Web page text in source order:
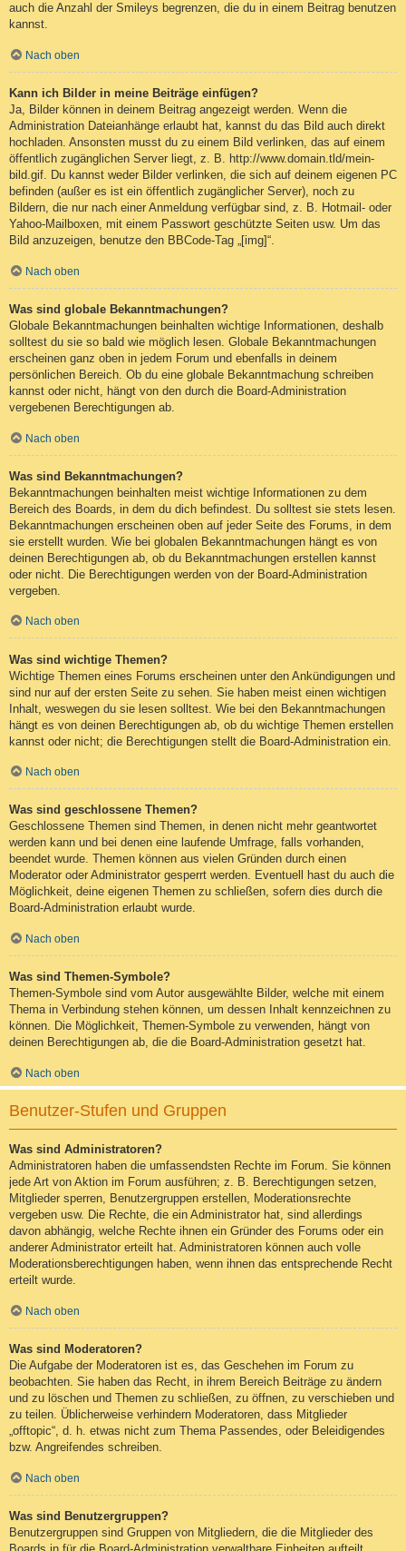
auch die Anzahl der Smileys begrenzen, die du in einem Beitrag benutzen
kannst.
Nach oben
Kann ich Bilder in meine Beiträge einfügen?
Ja, Bilder können in deinem Beitrag angezeigt werden. Wenn die
Administration Dateianhänge erlaubt hat, kannst du das Bild auch direkt
hochladen. Ansonsten musst du zu einem Bild verlinken, das auf einem
öffentlich zugänglichen Server liegt, z. B. http://www.domain.tld/mein-
bild.gif. Du kannst weder Bilder verlinken, die sich auf deinem eigenen PC
befinden (außer es ist ein öffentlich zugänglicher Server), noch zu
Bildern, die nur nach einer Anmeldung verfügbar sind, z. B. Hotmail- oder
Yahoo-Mailboxen, mit einem Passwort geschützte Seiten usw. Um das
Bild anzuzeigen, benutze den BBCode-Tag „[img]“.
Nach oben
Was sind globale Bekanntmachungen?
Globale Bekanntmachungen beinhalten wichtige Informationen, deshalb
solltest du sie so bald wie möglich lesen. Globale Bekanntmachungen
erscheinen ganz oben in jedem Forum und ebenfalls in deinem
persönlichen Bereich. Ob du eine globale Bekanntmachung schreiben
kannst oder nicht, hängt von den durch die Board-Administration
vergebenen Berechtigungen ab.
Nach oben
Was sind Bekanntmachungen?
Bekanntmachungen beinhalten meist wichtige Informationen zu dem
Bereich des Boards, in dem du dich befindest. Du solltest sie stets lesen.
Bekanntmachungen erscheinen oben auf jeder Seite des Forums, in dem
sie erstellt wurden. Wie bei globalen Bekanntmachungen hängt es von
deinen Berechtigungen ab, ob du Bekanntmachungen erstellen kannst
oder nicht. Die Berechtigungen werden von der Board-Administration
vergeben.
Nach oben
Was sind wichtige Themen?
Wichtige Themen eines Forums erscheinen unter den Ankündigungen und
sind nur auf der ersten Seite zu sehen. Sie haben meist einen wichtigen
Inhalt, weswegen du sie lesen solltest. Wie bei den Bekanntmachungen
hängt es von deinen Berechtigungen ab, ob du wichtige Themen erstellen
kannst oder nicht; die Berechtigungen stellt die Board-Administration ein.
Nach oben
Was sind geschlossene Themen?
Geschlossene Themen sind Themen, in denen nicht mehr geantwortet
werden kann und bei denen eine laufende Umfrage, falls vorhanden,
beendet wurde. Themen können aus vielen Gründen durch einen
Moderator oder Administrator gesperrt werden. Eventuell hast du auch die
Möglichkeit, deine eigenen Themen zu schließen, sofern dies durch die
Board-Administration erlaubt wurde.
Nach oben
Was sind Themen-Symbole?
Themen-Symbole sind vom Autor ausgewählte Bilder, welche mit einem
Thema in Verbindung stehen können, um dessen Inhalt kennzeichnen zu
können. Die Möglichkeit, Themen-Symbole zu verwenden, hängt von
deinen Berechtigungen ab, die die Board-Administration gesetzt hat.
Nach oben
Benutzer-Stufen und Gruppen
Was sind Administratoren?
Administratoren haben die umfassendsten Rechte im Forum. Sie können
jede Art von Aktion im Forum ausführen; z. B. Berechtigungen setzen,
Mitglieder sperren, Benutzergruppen erstellen, Moderationsrechte
vergeben usw. Die Rechte, die ein Administrator hat, sind allerdings
davon abhängig, welche Rechte ihnen ein Gründer des Forums oder ein
anderer Administrator erteilt hat. Administratoren können auch volle
Moderationsberechtigungen haben, wenn ihnen das entsprechende Recht
erteilt wurde.
Nach oben
Was sind Moderatoren?
Die Aufgabe der Moderatoren ist es, das Geschehen im Forum zu
beobachten. Sie haben das Recht, in ihrem Bereich Beiträge zu ändern
und zu löschen und Themen zu schließen, zu öffnen, zu verschieben und
zu teilen. Üblicherweise verhindern Moderatoren, dass Mitglieder
„offtopic“, d. h. etwas nicht zum Thema Passendes, oder Beleidigendes
bzw. Angreifendes schreiben.
Nach oben
Was sind Benutzergruppen?
Benutzergruppen sind Gruppen von Mitgliedern, die die Mitglieder des